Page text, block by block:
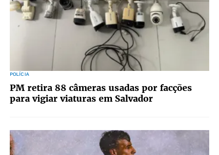
POLÍCIA
PM retira 88 câmeras usadas por facções
para vigiar viaturas em Salvador